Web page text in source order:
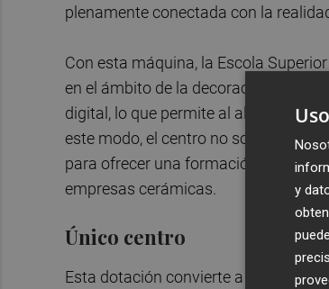
plenamente conectada con la
Con esta máquina, la Escola
en el ámbito de la decoración digital
digital, lo que permite al alumnado
este modo, el centro no solo
para ofrecer una formación
empresas cerámicas.
Único centro
Esta dotación convierte a la ESCAL
y